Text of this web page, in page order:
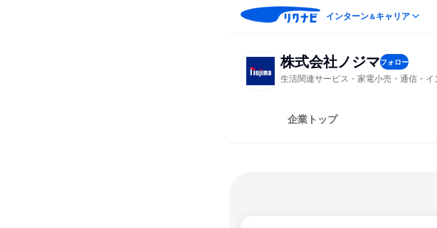
インターン＆キャリア
株式会社ノジマフォロー
生活関連サービス・家電小売・通信・イ
企業トップ